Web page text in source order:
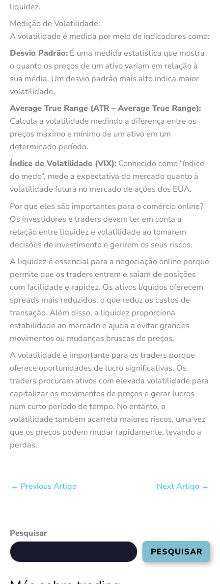
liquidez.
Medição de Volatilidade:
A volatilidade é medida por meio de indicadores como:
Desvio Padrão: É uma medida estatística que mostra
o quanto os preços de um ativo variam em relação à
sua média. Um desvio padrão mais alto indica maior
volatilidade.
Average True Range (ATR – Average True Range):
Calcula a volatilidade medindo a diferença entre os
preços máximo e mínimo de um ativo em um
determinado período.
Índice de Volatilidade (VIX): Conhecido como “índice
do medo”, mede a expectativa do mercado quanto à
volatilidade futura no mercado de ações dos EUA.
Por que eles são importantes para o comércio online?
Os investidores e traders devem ter em conta a
relação entre liquidez e volatilidade ao tomarem
decisões de investimento e gerirem os seus riscos.
A liquidez é essencial para a negociação online porque
permite que os traders entrem e saiam de posições
com facilidade e rapidez. Os ativos líquidos oferecem
spreads mais reduzidos, o que reduz os custos de
transação. Além disso, a liquidez proporciona
estabilidade ao mercado e ajuda a evitar grandes
movimentos ou mudanças bruscas de preços.
A volatilidade é importante para os traders porque
oferece oportunidades de lucro significativas. Os
traders procuram ativos com elevada volatilidade para
capitalizar os movimentos de preços e gerar lucros
num curto período de tempo. No entanto, a
volatilidade também acarreta maiores riscos, uma vez
que os preços podem mudar rapidamente, levando a
perdas.
← Previous Artigo Next Artigo →
Pesquisar
PESQUISAR